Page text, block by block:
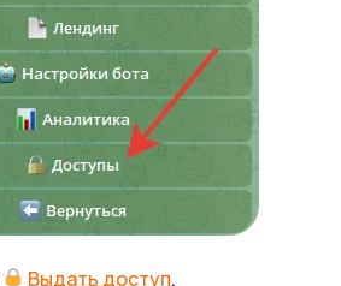
Выдать доступ.